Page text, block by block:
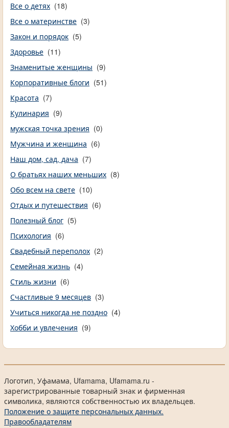
Все о детях (18)
Все о материнстве (3)
Закон и порядок (5)
Здоровье (11)
Знаменитые женщины (9)
Корпоративные блоги (51)
Красота (7)
Кулинария (9)
мужская точка зрения (0)
Мужчина и женщина (6)
Наш дом, сад, дача (7)
О братьях наших меньших (8)
Обо всем на свете (10)
Отдых и путешествия (6)
Полезный блог (5)
Психология (6)
Свадебный переполох (2)
Семейная жизнь (4)
Стиль жизни (6)
Счастливые 9 месяцев (3)
Учиться никогда не поздно (4)
Хобби и увлечения (9)
Логотип, Уфамама, Ufamama, Ufamama.ru -
зарегистрированные товарный знак и фирменная
символика, являются собственностью их владельцев.
Положение о защите персональных данных.
Правообладателям